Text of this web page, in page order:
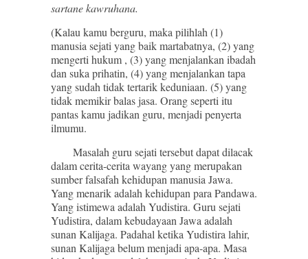
sartane kawruhana.
(Kalau kamu berguru, maka pilihlah (1)
manusia sejati yang baik martabatnya, (2) yang
mengerti hukum , (3) yang menjalankan ibadah
dan suka prihatin, (4) yang menjalankan tapa
yang sudah tidak tertarik keduniaan. (5) yang
tidak memikir balas jasa. Orang seperti itu
pantas kamu jadikan guru, menjadi penyerta
ilmumu.
Masalah guru sejati tersebut dapat dilacak
dalam cerita-cerita wayang yang merupakan
sumber falsafah kehidupan manusia Jawa.
Yang menarik adalah kehidupan para Pandawa.
Yang istimewa adalah Yudistira. Guru sejati
Yudistira, dalam kebudayaan Jawa adalah
sunan Kalijaga. Padahal ketika Yudistira lahir,
sunan Kalijaga belum menjadi apa-apa. Masa